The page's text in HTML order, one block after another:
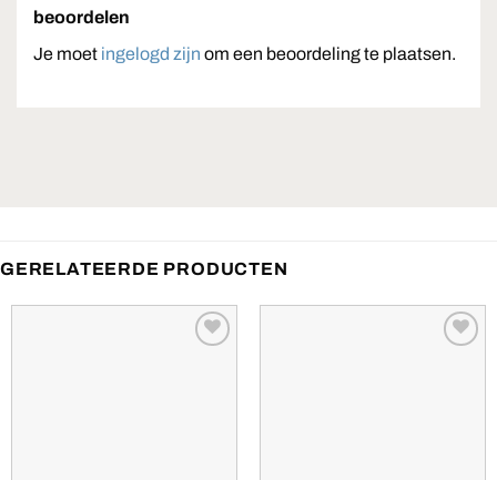
beoordelen
Je moet ingelogd zijn om een beoordeling te plaatsen.
GERELATEERDE PRODUCTEN